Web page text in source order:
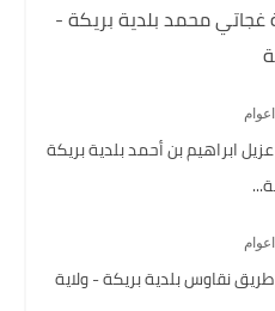
محمد بلدية بريكة -
ابراهيم بن أحمد بلدية بريكة
نقاوس بلدية بريكة - ولاية